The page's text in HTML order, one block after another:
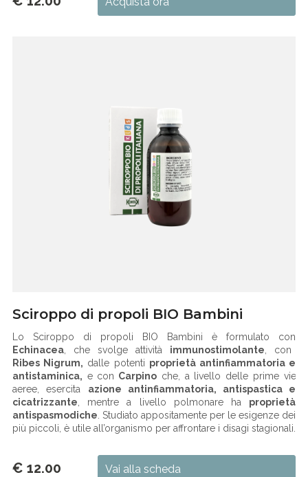
Sciroppo di propoli BIO Bambini
Lo Sciroppo di propoli BIO Bambini è formulato con
Echinacea, che svolge attività immunostimolante , con
Ribes Nigrum, dalle potenti proprietà antinfiammatoria e
antistaminica, e con Carpino che, a livello delle prime vie
aeree, esercita azione antinfiammatoria, antispastica e
cicatrizzante , mentre a livello polmonare ha proprietà
antispasmodiche . Studiato appositamente per le esigenze dei
più piccoli, è utile all’organismo per affrontare i disagi stagionali.
€ 12.00 Vai alla scheda